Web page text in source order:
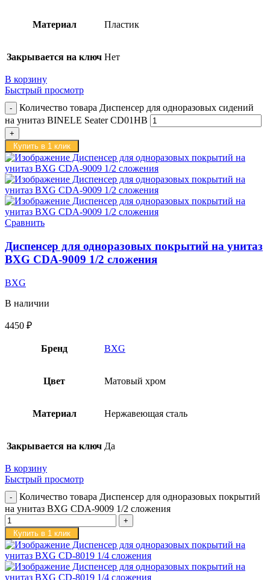
Материал Пластик
Закрывается на ключ Нет
В корзину
Быстрый просмотр
Количество товара Диспенсер для одноразовых сидений
на унитаз BINELE Seater CD01HB
Купить в 1 клик
Сравнить
Диспенсер для одноразовых покрытий на унитаз
BXG CDA-9009 1/2 сложения
BXG
В наличии
4450 ₽
Бренд BXG
Цвет Матовый хром
Материал Нержавеющая сталь
Закрывается на ключ Да
В корзину
Быстрый просмотр
Количество товара Диспенсер для одноразовых покрытий
на унитаз BXG CDA-9009 1/2 сложения
Купить в 1 клик